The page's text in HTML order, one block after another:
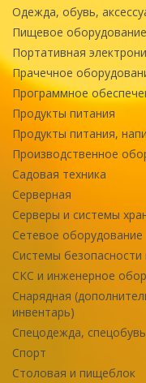
Одежда, обувь,
Пищевое оборудование
Портативная
Прачечное
Программное
Продукты питания
Продукты питания,
Производственное
Садовая техника
Серверная
Серверы и системы
Сетевое оборудование
Системы
СКС и инженерное
Снарядная
инвентарь)
Спецодежда, спецобувь
Спорт
Столовая и пищеблок